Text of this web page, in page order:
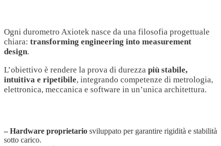
Ogni durometro Axiotek nasce da una filosofia progettuale
chiara: transforming engineering into measurement
design.
L’obiettivo è rendere la prova di durezza più stabile,
intuitiva e ripetibile, integrando competenze di metrologia,
elettronica, meccanica e software in un’unica architettura.
– Hardware proprietario sviluppato per garantire rigidità e stabilità
sotto carico.